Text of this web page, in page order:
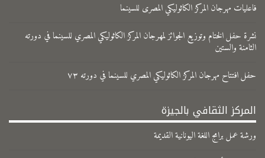
فاعليات مهرجان المركز الكاثوليكي المصرى للسينما
نشرة حفل الختام وتوزيع الجوائز لمهرجان المركز الكاثوليكي المصري للسينما في دورته
الثامنة والستين
حفل افتتاح مهرجان المركز الكاثوليكي المصري للسينما في دورته ٧٣
المركز الثقافي بالجيزة
ورشة عمل برامج اللغة اليونانية القديمة